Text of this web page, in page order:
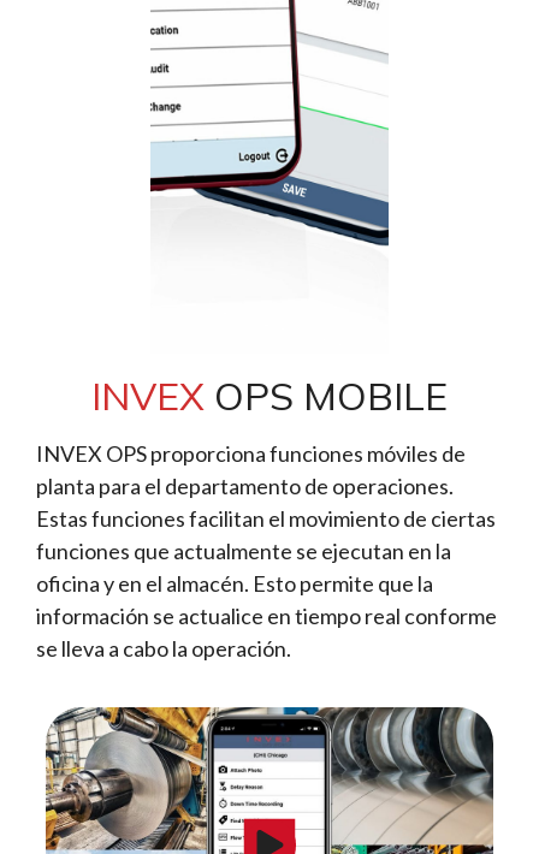
INVEX OPS MOBILE
INVEX OPS proporciona funciones móviles de
planta para el departamento de operaciones.
Estas funciones facilitan el movimiento de ciertas
funciones que actualmente se ejecutan en la
oficina y en el almacén. Esto permite que la
información se actualice en tiempo real conforme
se lleva a cabo la operación.